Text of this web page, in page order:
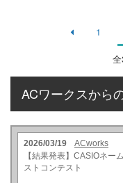
1
全
ACワークスから